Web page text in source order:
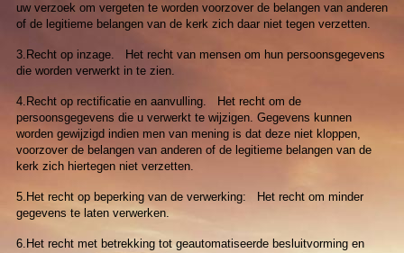
uw verzoek om vergeten te worden voorzover de belangen van anderen
of de legitieme belangen van de kerk zich daar niet tegen verzetten.
3.Recht op inzage. Het recht van mensen om hun persoonsgegevens
die worden verwerkt in te zien.
4.Recht op rectificatie en aanvulling. Het recht om de
persoonsgegevens die u verwerkt te wijzigen. Gegevens kunnen
worden gewijzigd indien men van mening is dat deze niet kloppen,
voorzover de belangen van anderen of de legitieme belangen van de
kerk zich hiertegen niet verzetten.
5.Het recht op beperking van de verwerking: Het recht om minder
gegevens te laten verwerken.
6.Het recht met betrekking tot geautomatiseerde besluitvorming en